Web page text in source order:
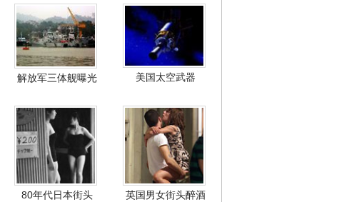
解放军三体舰曝光 美国太空武器
80年代日本街头 英国男女街头醉酒